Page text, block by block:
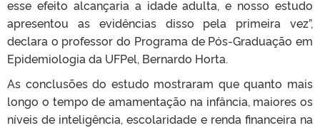
esse efeito alcançaria a idade adulta, e nosso estudo
apresentou as evidências disso pela primeira vez”,
declara o professor do Programa de Pós-Graduação em
Epidemiologia da UFPel, Bernardo Horta.
As conclusões do estudo mostraram que quanto mais
longo o tempo de amamentação na infância, maiores os
níveis de inteligência, escolaridade e renda financeira na